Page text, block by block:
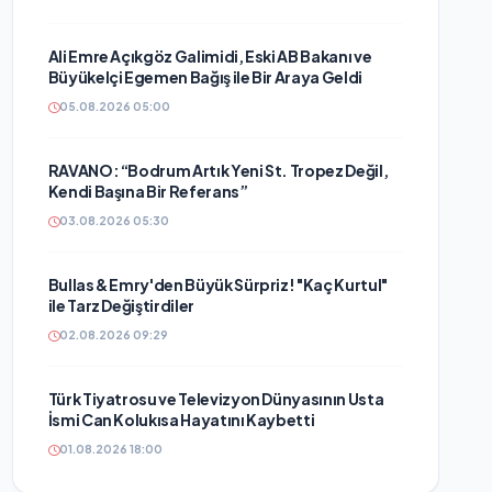
Ali Emre Açıkgöz Galimidi, Eski AB Bakanı ve
Büyükelçi Egemen Bağış ile Bir Araya Geldi
05.08.2026 05:00
RAVANO: “Bodrum Artık Yeni St. Tropez Değil,
Kendi Başına Bir Referans”
03.08.2026 05:30
Bullas & Emry'den Büyük Sürpriz! "Kaç Kurtul"
ile Tarz Değiştirdiler
02.08.2026 09:29
Türk Tiyatrosu ve Televizyon Dünyasının Usta
İsmi Can Kolukısa Hayatını Kaybetti
01.08.2026 18:00